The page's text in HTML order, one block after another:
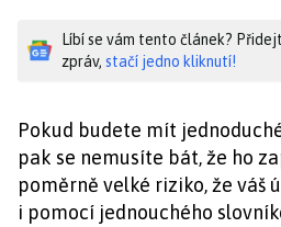
Líbí se vám tento článek?
zpráv, stačí jedno kliknutí!
Pokud budete mít
pak se nemusíte bát, že ho
poměrně velké riziko, že váš
i pomocí jednouchého